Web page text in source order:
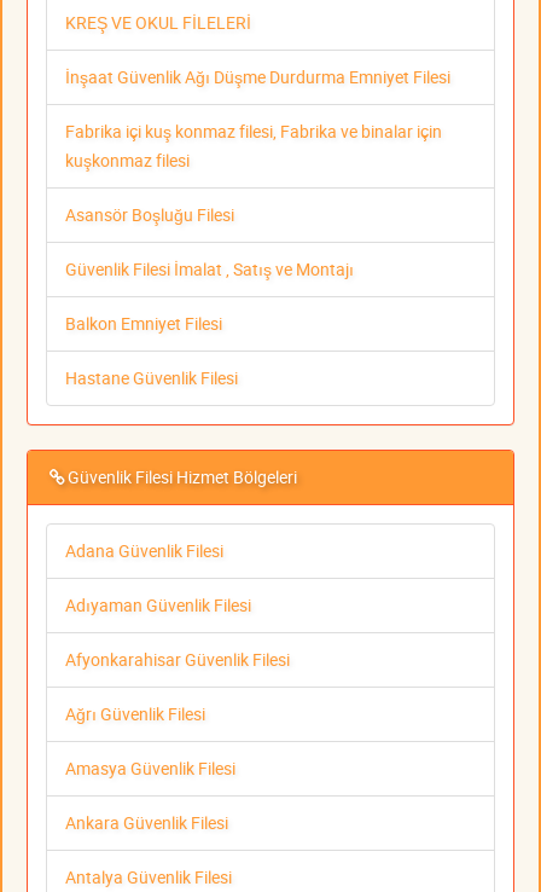
KREŞ VE OKUL FİLELERİ
İnşaat Güvenlik Ağı Düşme Durdurma Emniyet Filesi
Fabrika içi kuş konmaz filesi, Fabrika ve binalar için
kuşkonmaz filesi
Asansör Boşluğu Filesi
Güvenlik Filesi İmalat , Satış ve Montajı
Balkon Emniyet Filesi
Hastane Güvenlik Filesi
Güvenlik Filesi Hizmet Bölgeleri
Adana Güvenlik Filesi
Adıyaman Güvenlik Filesi
Afyonkarahisar Güvenlik Filesi
Ağrı Güvenlik Filesi
Amasya Güvenlik Filesi
Ankara Güvenlik Filesi
Antalya Güvenlik Filesi